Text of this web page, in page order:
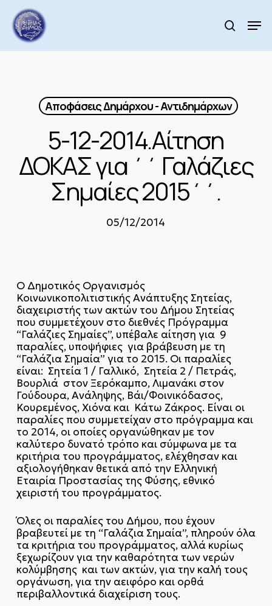
main
content
search
Αποφάσεις Δημάρχου - Αντιδημάρχων
5-12-2014.Αίτηση
ΔΟΚΑΣ για ΄΄ Γαλάζιες
Σημαίες 2015΄΄.
05/12/2014
Ο Δημοτικός Οργανισμός
Κοινωνικοπολιτιστικής Ανάπτυξης Σητείας,
διαχειριστής των ακτών του Δήμου Σητείας
που συμμετέχουν στο διεθνές Πρόγραμμα
“Γαλάζιες Σημαίες”, υπέβαλε αίτηση για 9
παραλίες, υποψήφιες για βράβευση με τη
“Γαλάζια Σημαία” για το 2015. Οι παραλίες
είναι: Σητεία 1 / Γαλλικό, Σητεία 2 / Πετράς,
Βουρλιά στον Ξερόκαμπο, Λιμανάκι στον
Γούδουρα, Ανάληψης, Βάι/Φοινικόδασος,
Κουρεμένος, Χιόνα και Κάτω Ζάκρος. Είναι οι
παραλίες που συμμετείχαν στο πρόγραμμα και
το 2014, οι οποίες οργανώθηκαν με τον
καλύτερο δυνατό τρόπο και σύμφωνα με τα
κριτήρια του προγράμματος, ελέχθησαν και
αξιολογήθηκαν θετικά από την Ελληνική
Εταιρία Προστασίας της Φύσης, εθνικό
χειριστή του προγράμματος.
Όλες οι παραλίες του Δήμου, που έχουν
βραβευτεί με τη “Γαλάζια Σημαία”, πληρούν όλα
τα κριτήρια του προγράμματος, αλλά κυρίως
ξεχωρίζουν για την καθαρότητα των νερών
κολύμβησης και των ακτών, για την καλή τους
οργάνωση, για την αειφόρο και ορθά
περιβαλλοντικά διαχείριση τους.
Menu